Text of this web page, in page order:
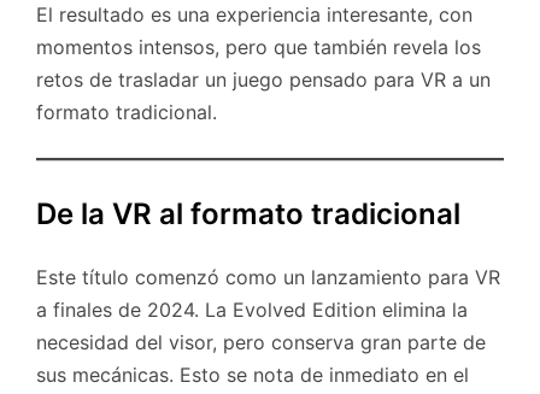
El resultado es una experiencia interesante, con
momentos intensos, pero que también revela los
retos de trasladar un juego pensado para VR a un
formato tradicional.
De la VR al formato tradicional
Este título comenzó como un lanzamiento para VR
a finales de 2024. La Evolved Edition elimina la
necesidad del visor, pero conserva gran parte de
sus mecánicas. Esto se nota de inmediato en el